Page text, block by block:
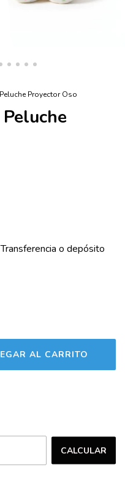
Proyector Oso
o depósito
CALCULAR